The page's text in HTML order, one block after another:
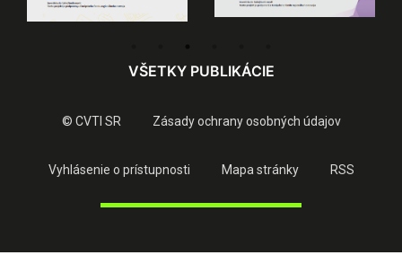
VŠETKY PUBLIKÁCIE
© CVTI SR Zásady ochrany osobných údajov
Vyhlásenie o prístupnosti Mapa stránky RSS